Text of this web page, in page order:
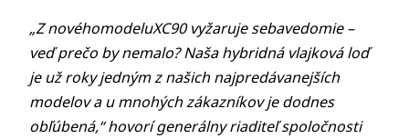
„Z novéhomodeluXC90 vyžaruje sebavedomie –
veď prečo by nemalo? Naša hybridná vlajková loď
je už roky jedným z našich najpredávanejších
modelov a u mnohých zákazníkov je dodnes
obľúbená,“ hovorí generálny riaditeľ spoločnosti